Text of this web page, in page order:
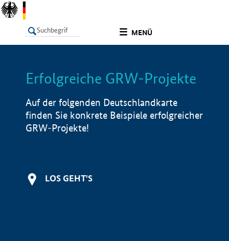
MENÜ
LISTE Info
Erfolgreiche GRW-Projekte
Auf der folgenden Deutschlandkarte
finden Sie konkrete Beispiele erfolgreicher
GRW-Projekte!
LOS GEHT'S